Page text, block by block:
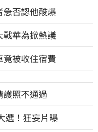
急否認他酸爆
戰華為掀熱議
被收住宿費
護照不通過
選！狂妄片曝